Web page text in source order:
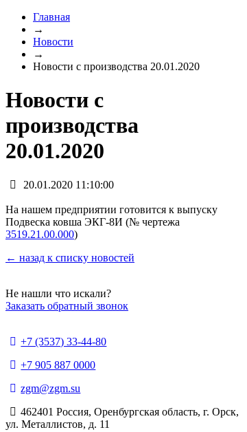
Главная
→
Новости
→
Новости с производства 20.01.2020
Новости с
производства
20.01.2020
20.01.2020 11:10:00
На нашем предприятии готовится к выпуску
Подвеска ковша ЭКГ-8И (№ чертежа
3519.21.00.000)
← назад к списку новостей
Не нашли что искали?
Заказать обратный звонок
+7 (3537) 33-44-80
+7 905 887 0000
zgm@zgm.su
462401 Россия, Оренбургская область, г. Орск,
ул. Металлистов, д. 11